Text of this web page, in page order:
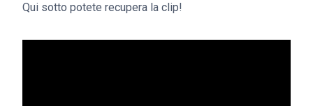
Qui sotto potete recupera la clip!